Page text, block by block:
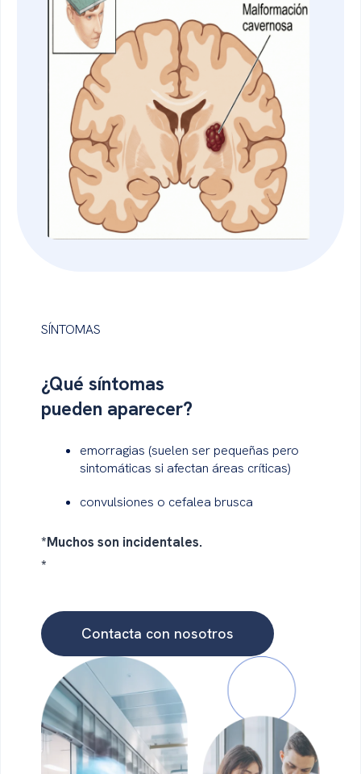
SÍNTOMAS
¿Quésíntomas
pueden aparecer?
emorragias (suelen ser pequeñas pero
sintomáticas si afectan áreas críticas)
convulsiones o cefalea brusca
*Muchos son incidentales.
*
Contacta con nosotros